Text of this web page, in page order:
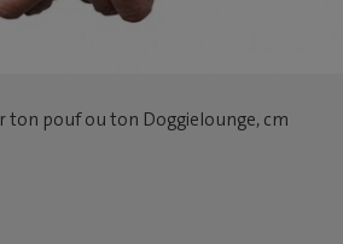
ton pouf ou ton Doggielounge, cm